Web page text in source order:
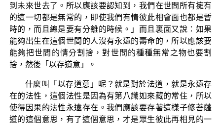
到未來世去了。所以應該要認知到，我們在世間所有擁有
的這一切都是無常的，即使我們有情彼此相會面也都是暫
時的，而且總是要有分離的時候。」而且裏面又說：如果
能夠出生在這個世間的人沒有永遠的壽命的，所以應該要
能夠把世間的情分割捨，對世間的種種無常之物也要割
捨，然後「以存道意」。
什麼叫「以存道意」呢？就是對於法道，就是永遠存
在的法性，這個法性是因為有第八識如來藏的常住，所以
使得因果的法性永遠存在。我們應該要存著這樣子修菩薩
道的這個意思，有了這個意思，才是眾生彼此再相見的一